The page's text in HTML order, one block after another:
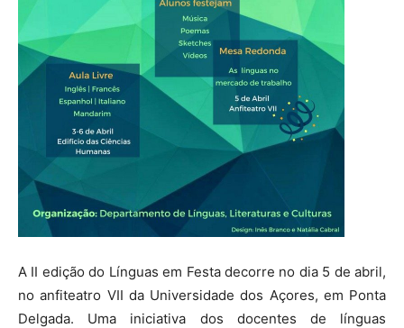
A II edição do Línguas em Festa decorre no dia 5 de abril,
no anfiteatro VII da Universidade dos Açores, em Ponta
Delgada. Uma iniciativa dos docentes de línguas